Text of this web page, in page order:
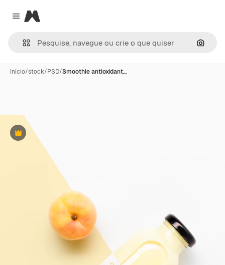
Close menu
Magnific
Início/stock/PSD/Smoothie antioxidant…
Premium